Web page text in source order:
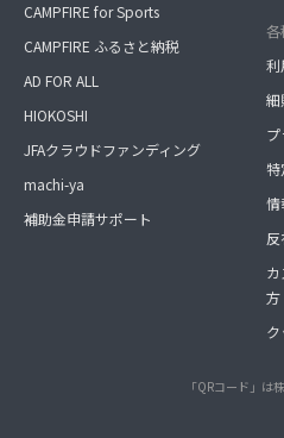
CAMPFIRE for Sports
CAMPFIRE ふるさと納税
AD FOR ALL
HIOKOSHI
JFAクラウドファンディング
machi-ya
補助金申請サポート
利
細
特
情
方
「QRコード」は